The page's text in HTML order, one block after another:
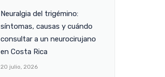
Neuralgia del trigémino:
síntomas, causas y cuándo
consultar a un neurocirujano
en Costa Rica
20 julio, 2026